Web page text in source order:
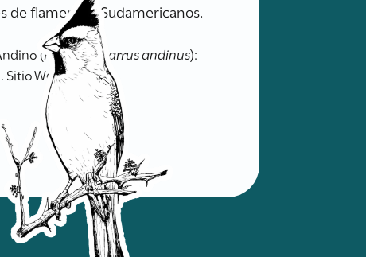
de flamencos Sudamericanos.
(Phoenicoparrus andinus):
Sitio Web